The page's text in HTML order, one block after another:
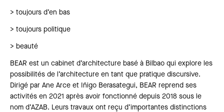
> toujours d’en bas
> toujours politique
> beauté
BEAR est un cabinet d’architecture basé à Bilbao qui explore les
possibilités de l’architecture en tant que pratique discursive.
Dirigé par Ane Arce et Iñigo Berasategui, BEAR reprend ses
activités en 2021 après avoir fonctionné depuis 2018 sous le
nom d’AZAB. Leurs travaux ont reçu d’importantes distinctions